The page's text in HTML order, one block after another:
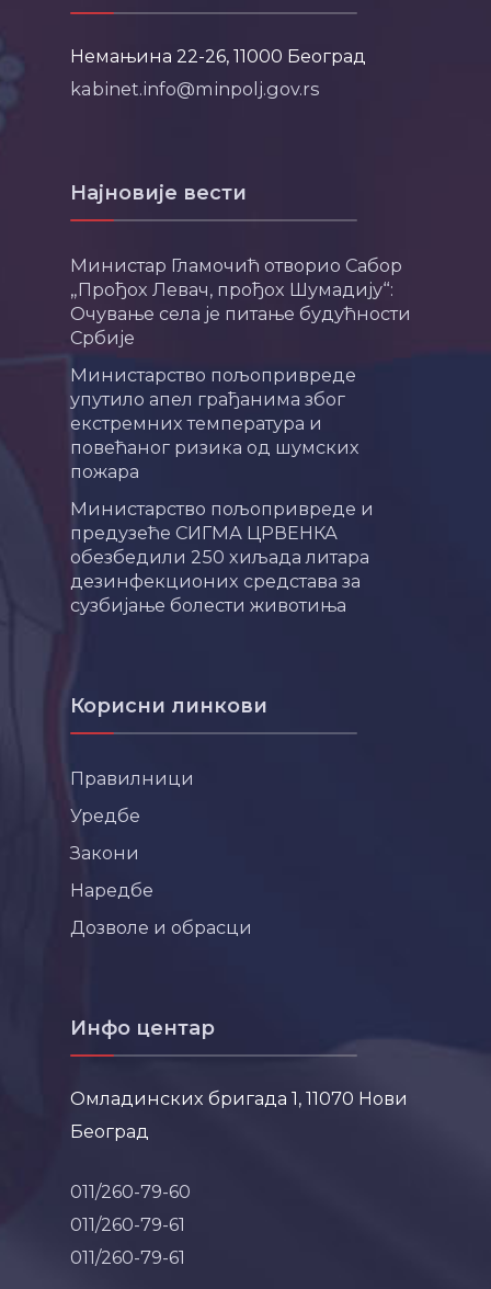
Немањина 22-26, 11000 Београд
kabinet.info@minpolj.gov.rs
Најновије вести
Министар Гламочић отворио Сабор
„Прођох Левач, прођох Шумадију“:
Очување села је питање будућности
Србије
Министарство пољопривреде
упутило апел грађанима због
екстремних температура и
повећаног ризика од шумских
пожара
Министарство пољопривреде и
предузеће СИГМА ЦРВЕНКА
обезбедили 250 хиљада литара
дезинфекционих средстава за
сузбијање болести животиња
Корисни линкови
Правилници
Уредбе
Закони
Наредбе
Дозволе и обрасци
Инфо центар
Омладинских бригада 1, 11070 Нови
Београд
011/260-79-60
011/260-79-61
011/260-79-61